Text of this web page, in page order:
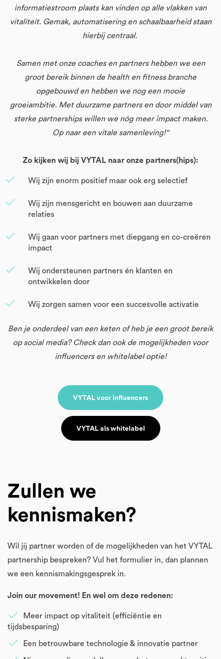
informatiestroom plaats kan vinden op alle vlakken van
vitaliteit. Gemak, automatisering en schaalbaarheid staan
hierbij centraal.
Samen met onze coaches en partners hebben we een
groot bereik binnen de health en fitness branche
opgebouwd en hebben we nog een mooie
groeiambitie. Met duurzame partners en door middel van
sterke partnerships willen we nóg meer impact maken.
Op naar een vitale samenleving!''
Zo kijken wij bij VYTAL naar onze partners(hips):
Wij zijn enorm positief maar ook erg selectief
Wij zijn mensgericht en bouwen aan duurzame
relaties
Wij gaan voor partners met diepgang en co-creëren
impact
Wij ondersteunen partners én klanten en
ontwikkelen door
Wij zorgen samen voor een succesvolle activatie
Ben je onderdeel van een keten of heb je een groot bereik
op social media? Check dan ook de mogelijkheden voor
influencers en whitelabel optie!
VYTAL voor influencers
VYTAL als whitelabel
Zullen we
kennismaken?
Wil jij partner worden of de mogelijkheden van het VYTAL
partnership bespreken? Vul het formulier in, dan plannen
we een kennismakingsgesprek in.
Join our movement! En wel om deze redenen:
Meer impact op vitaliteit (efficiëntie en
tijdsbesparing)
Een betrouwbare technologie & innovatie partner